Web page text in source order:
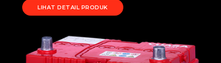
LIHAT DETAIL PRODUK